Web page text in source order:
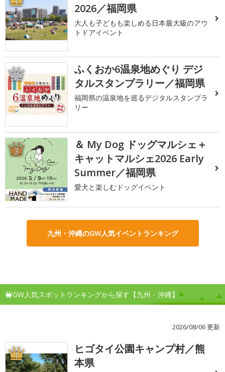
2026／福岡県
大人も子どもも楽しめる日本最大級のアウ
トドアイベント
2
ふくおか6温泉地めぐり デジ
タルスタンプラリー／福岡県
福岡県の温泉地を巡るデジタルスタンプラ
リー
3
＆ My Dog ドッグマルシェ＋
キャットマルシェ2026 Early
Summer／福岡県
愛犬と楽しむドッグイベント
九州・沖縄のGW人気イベントランキング
GW人気スポットランキングから探す【九州・沖縄】
2026/08/06 更新
1
ヒゴタイ公園キャンプ村／熊
本県